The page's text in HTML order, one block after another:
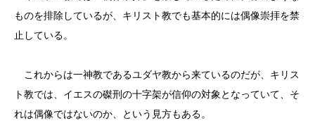
ものを排除しているが、キリスト教でも基本的には偶像崇拝を禁
止している。
これからは一神教であるユダヤ教から来ているのだが、キリス
ト教では、イエスの磔刑の十字架が信仰の対象となっていて、そ
れは偶像ではないのか、という見方もある。